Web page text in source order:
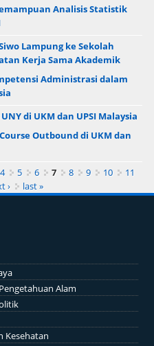
Analisis Statistik
Lampung ke Sekolah
Kerja Sama Akademik
Administrasi dalam
di UKM dan UPSI Malaysia
Outbound di UKM dan
4 5 6 7 8 9 10
11
› last »
Alam
Kesehatan